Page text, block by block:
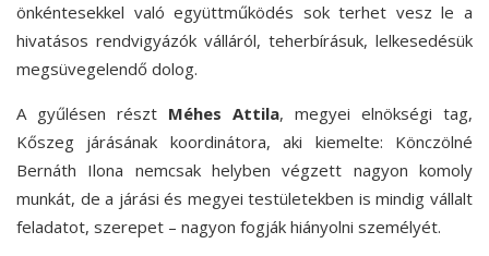
önkéntesekkel való együttműködés sok terhet vesz le a
hivatásos rendvigyázók válláról, teherbírásuk, lelkesedésük
megsüvegelendő dolog.
A gyűlésen részt Méhes Attila, megyei elnökségi tag,
Kőszeg járásának koordinátora, aki kiemelte: Könczölné
Bernáth Ilona nemcsak helyben végzett nagyon komoly
munkát, de a járási és megyei testületekben is mindig vállalt
feladatot, szerepet – nagyon fogják hiányolni személyét.